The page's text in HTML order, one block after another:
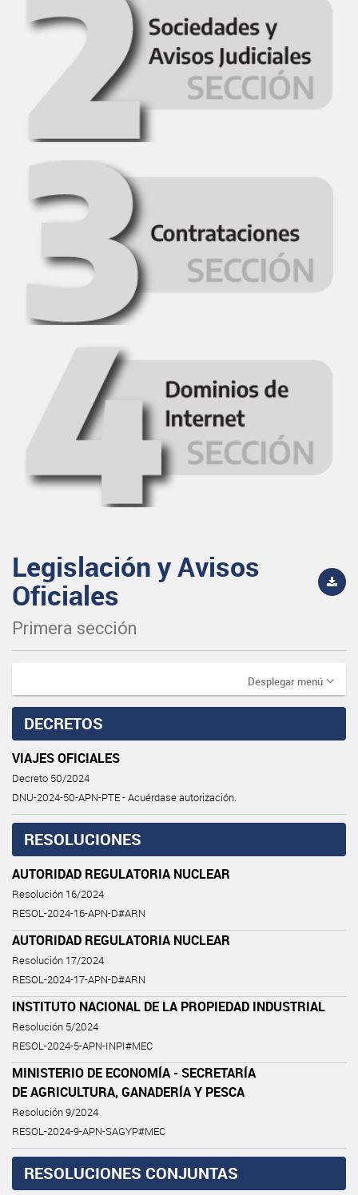
Legislación y Avisos
Oficiales
Primera sección
Desplegar menú
DECRETOS
VIAJES OFICIALES
Decreto 50/2024
DNU-2024-50-APN-PTE - Acuérdase autorización.
RESOLUCIONES
AUTORIDAD REGULATORIA NUCLEAR
Resolución 16/2024
RESOL-2024-16-APN-D#ARN
AUTORIDAD REGULATORIA NUCLEAR
Resolución 17/2024
RESOL-2024-17-APN-D#ARN
INSTITUTO NACIONAL DE LA PROPIEDAD INDUSTRIAL
Resolución 5/2024
RESOL-2024-5-APN-INPI#MEC
MINISTERIO DE ECONOMÍA - SECRETARÍA
DE AGRICULTURA, GANADERÍA Y PESCA
Resolución 9/2024
RESOL-2024-9-APN-SAGYP#MEC
RESOLUCIONES CONJUNTAS